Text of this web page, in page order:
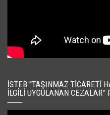
İSTEB “TAŞINMAZ TICARETI
İLGILI UYGULANAN CEZALAR”